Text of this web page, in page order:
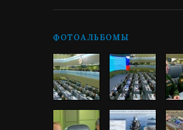
ФОТОАЛЬБОМЫ